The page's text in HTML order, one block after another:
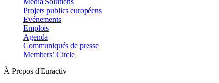
Media Solutions
Projets publics européens
Evénements
Emplois
Agenda
Communiqués de presse
Members’ Circle
À Propos d'Euractiv